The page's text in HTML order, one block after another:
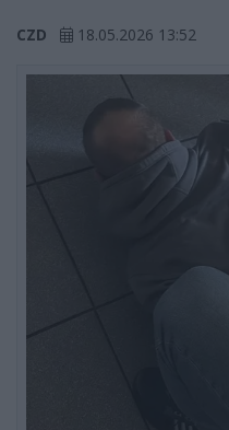
CZD 18.05.2026 13:52